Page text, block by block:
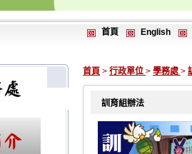
首頁 English
首頁 > 行政單位 > 學務處 >
訓育組辦法